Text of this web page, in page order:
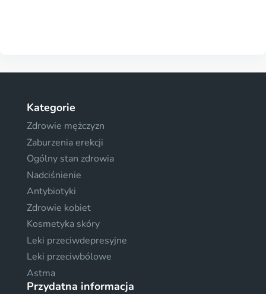
Kategorie
Zdrowie mężczyzn
Zaburzenia erekcji
Ogólny stan zdrowia
Nadciśnienie
Antybiotyki
Zdrowie kobiet
Kosmetyka skóry
Leki przeciwdepresyjne
Leki przeciwbólowe
Astma
Przydatna informacja